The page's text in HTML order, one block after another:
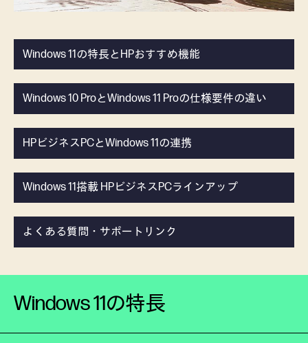
Windows 11の特長とHPおすすめ機能
Windows 10 ProとWindows 11 Proの仕様要件の違い
HPビジネスPCとWindows 11の連携
Windows 11搭載 HPビジネスPCラインアップ
よくある質問・サポートリンク
Windows 11の特長